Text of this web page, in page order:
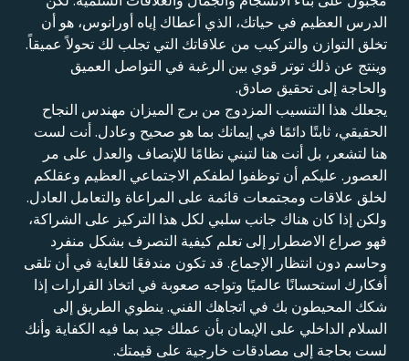
الدرس العظيم في حياتك، الذي أعطاك إياه أورانوس، هو أن
تخلق التوازن والتركيب من علاقاتك التي تجلب لك تحولاً عميقاً.
وينتج عن ذلك توتر قوي بين الرغبة في التواصل العميق
والحاجة إلى تحقيق صادق.
يجعلك هذا التنسيب المزدوج من برج الميزان مهندس النجاح
الحقيقي، ثابتًا دائمًا في إيمانك بما هو صحيح وعادل. أنت لست
هنا لتشعر، بل أنت هنا لتبني نظامًا للإنصاف والعدل على مر
العصور. عليكم أن توظفوا لطفكم الاجتماعي العظيم وعقلكم
لخلق علاقات ومجتمعات قائمة على المراعاة والتعامل العادل.
ولكن إذا كان هناك جانب سلبي لكل هذا التركيز على الشراكة،
فهو صراع الاضطرار إلى تعلم كيفية التصرف بشكل منفرد
وحاسم دون انتظار الإجماع. قد تكون مندفعًا للغاية في أن تلقى
أفكارك استحسانًا عالميًا وتواجه صعوبة في اتخاذ القرارات إذا
شكك المحيطون بك في اتجاهك الفني. ينطوي الطريق إلى
السلام الداخلي على الإيمان بأن عملك جيد بما فيه الكفاية وأنك
لست بحاجة إلى مصادقات خارجية على قيمتك.